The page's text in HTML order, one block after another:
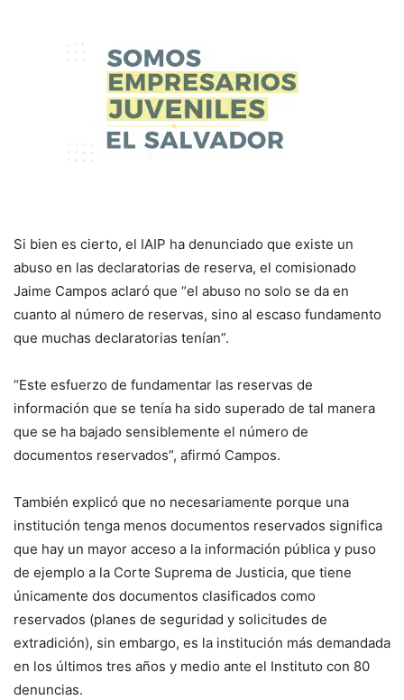
Si bien es cierto, el IAIP ha denunciado que existe un
abuso en las declaratorias de reserva, el comisionado
Jaime Campos aclaró que “el abuso no solo se da en
cuanto al número de reservas, sino al escaso fundamento
que muchas declaratorias tenían”.
“Este esfuerzo de fundamentar las reservas de
información que se tenía ha sido superado de tal manera
que se ha bajado sensiblemente el número de
documentos reservados”, afirmó Campos.
También explicó que no necesariamente porque una
institución tenga menos documentos reservados significa
que hay un mayor acceso a la información pública y puso
de ejemplo a la Corte Suprema de Justicia, que tiene
únicamente dos documentos clasificados como
reservados (planes de seguridad y solicitudes de
extradición), sin embargo, es la institución más demandada
en los últimos tres años y medio ante el Instituto con 80
denuncias.